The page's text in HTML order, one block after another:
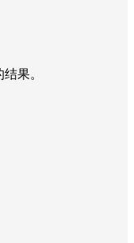
果。